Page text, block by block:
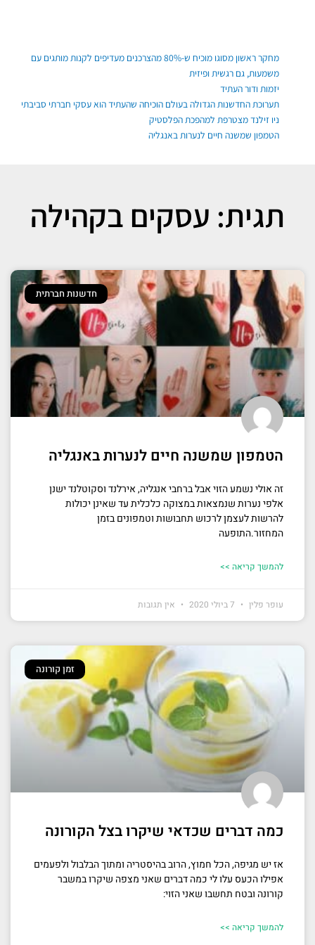
מחקר ראשון מסוגו מוכיח ש-80% מהצרכנים מעדיפים לקנות מותגים עם
משמעות, גם רגשית ופיזית
יזמות ודור העתיד
תערוכת החדשנות הגדולה בעולם הוכיחה שהעתיד הוא עסקי חברתי סביבתי
ניו זילנד מצטרפת למהפכת הפלסטיק
הטמפון שמשנה חיים לנערות באנגליה
תגית: עסקים בקהילה
חדשנות חברתית
הטמפון שמשנה חיים לנערות באנגליה
זה אולי נשמע הזוי אבל ברחבי אנגליה, אירלנד וסקוטלנד ישנן
אלפי נערות שנמצאות במצוקה כלכלית עד שאינן יכולות
להרשות לעצמן לרכוש תחבושות וטמפונים בזמן
המחזור.התופעה
להמשך קריאה >>
עופר פלין אין תגובות
זמן קורונה
כמה דברים שכדאי שיקרו בצל הקורונה
אז יש מגיפה, הכל חמוץ, הרוב בהיסטריה ומתוך הבלבול ולפעמים
אפילו הכעס עלו לי כמה דברים שאני מצפה שיקרו במשבר
קורונה ובטח תחשבו שאני הזוי:
להמשך קריאה >>